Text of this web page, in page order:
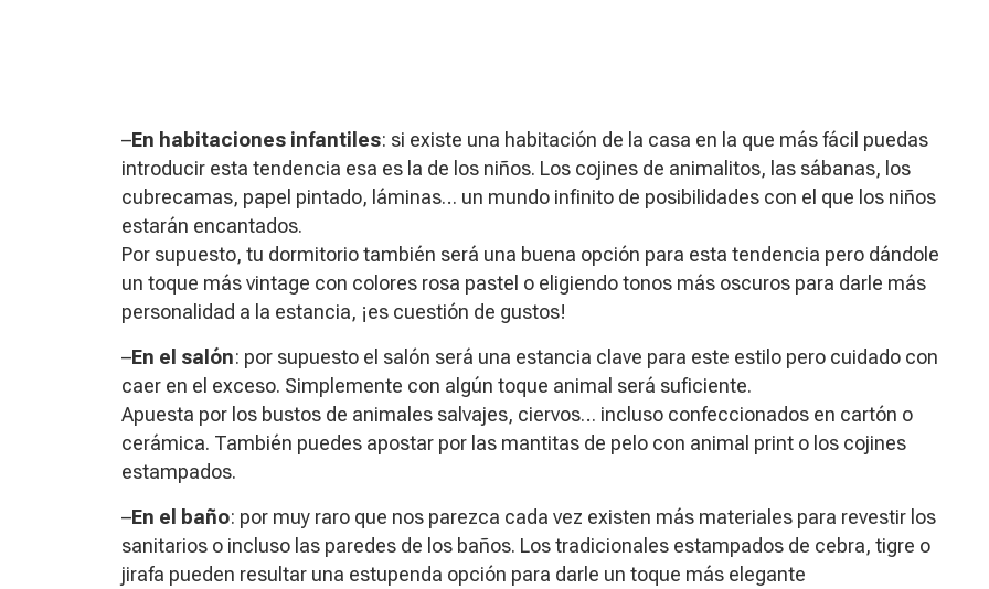
–En habitaciones infantiles: si existe una habitación de la casa en la que más fácil puedas
introducir esta tendencia esa es la de los niños. Los cojines de animalitos, las sábanas, los
cubrecamas, papel pintado, láminas… un mundo infinito de posibilidades con el que los niños
estarán encantados.
Por supuesto, tu dormitorio también será una buena opción para esta tendencia pero dándole
un toque más vintage con colores rosa pastel o eligiendo tonos más oscuros para darle más
personalidad a la estancia, ¡es cuestión de gustos!
–En el salón: por supuesto el salón será una estancia clave para este estilo pero cuidado con
caer en el exceso. Simplemente con algún toque animal será suficiente.
Apuesta por los bustos de animales salvajes, ciervos… incluso confeccionados en cartón o
cerámica. También puedes apostar por las mantitas de pelo con animal print o los cojines
estampados.
–En el baño: por muy raro que nos parezca cada vez existen más materiales para revestir los
sanitarios o incluso las paredes de los baños. Los tradicionales estampados de cebra, tigre o
jirafa pueden resultar una estupenda opción para darle un toque más elegante